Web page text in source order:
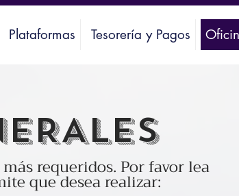
Plataformas Tesorería y Pagos
requeridos. Por favor lea
que desea realizar: